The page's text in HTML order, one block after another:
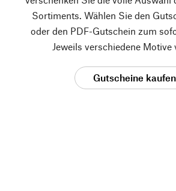
Sortiments. Wählen Sie den
oder den PDF-Gutschein zum
Jeweils verschiedene Motive
Gutscheine kaufen